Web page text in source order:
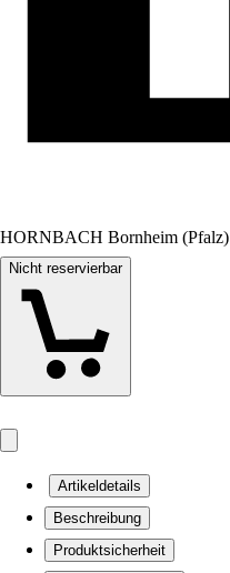
HORNBACH Bornheim (Pfalz)
Nicht reservierbar
Artikeldetails
Beschreibung
Produktsicherheit